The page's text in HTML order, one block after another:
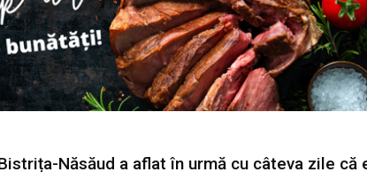
Năsăud a aflat în urmă cu câteva zile că